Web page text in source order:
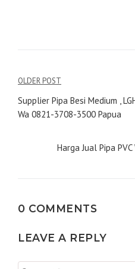
Navigasi
pos
OLDER POST
Supplier Pipa Besi Medium ,
Wa 0821-3708-3500 Papua
Harga Jual Pipa
0 COMMENTS
LEAVE A REPLY